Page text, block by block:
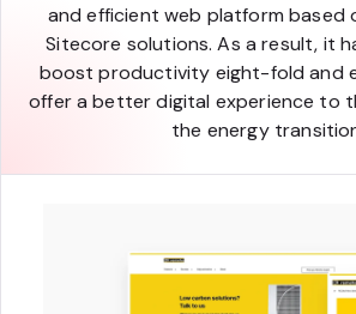
and efficient web platform based
Sitecore solutions. As a result, it
boost productivity eight-fold and
offer a better digital experience to
the energy